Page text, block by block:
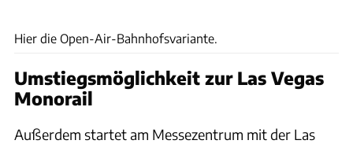
Hier die Open-Air-Bahnhofsvariante.
Umstiegsmöglichkeit zur Las Vegas
Monorail
Außerdem startet am Messezentrum mit der Las